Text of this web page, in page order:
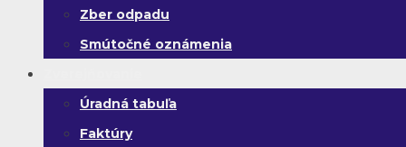
Zber odpadu
Smútočné oznámenia
Úradná tabuľa
Faktúry